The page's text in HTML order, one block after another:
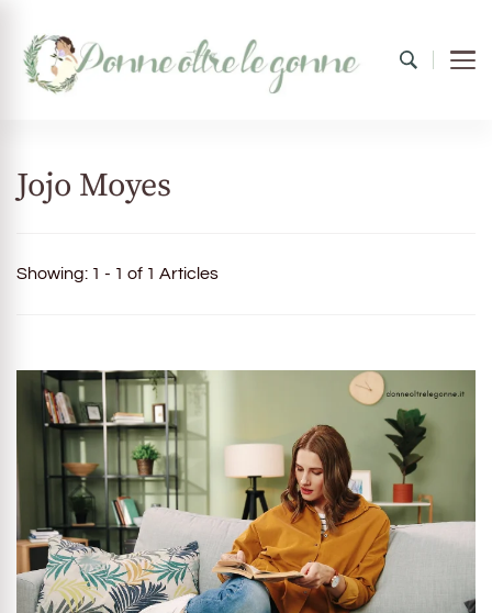
Jojo Moyes
Showing: 1 - 1 of 1 Articles